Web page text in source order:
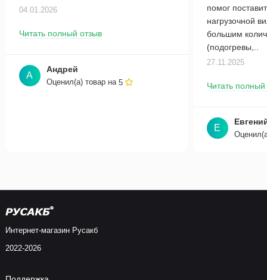
04.01.2026
Читать полный отзыв
А
Андрей
Оценил(а) товар на5
помог
нагрузочной
большим
(подогревы,..
27.11.2025
Читать полный
Е
Интернет-магазин Русакб
2022-2026